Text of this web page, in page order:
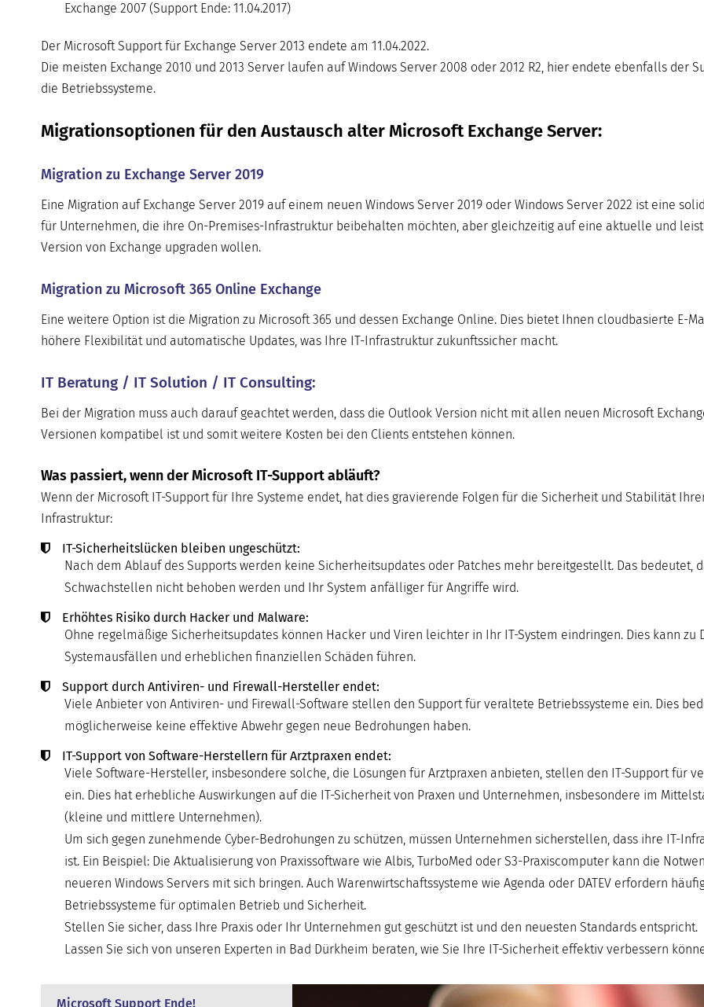
Exchange 2007 (Support Ende: 11.04.2017)
Der Microsoft Support für Exchange Server 2013 endete am 11.04.2022.
Die meisten Exchange 2010 und 2013 Server laufen auf Windows Server 2008 oder 2012 R2, hier endete ebenfalls der
die Betriebssysteme.
Migrationsoptionen für den Austausch alter Microsoft Exchange Server:
Migration zu Exchange Server 2019
Eine Migration auf Exchange Server 2019 auf einem neuen Windows Server 2019 oder Windows Server 2022 ist eine
für Unternehmen, die ihre On-Premises-Infrastruktur beibehalten möchten, aber gleichzeitig auf eine aktuelle und
Version von Exchange upgraden wollen.
Migration zu Microsoft 365 Online Exchange
Eine weitere Option ist die Migration zu Microsoft 365 und dessen Exchange Online. Dies bietet Ihnen cloudbasierte E-
höhere Flexibilität und automatische Updates, was Ihre IT-Infrastruktur zukunftssicher macht.
IT Beratung / IT Solution / IT Consulting:
Bei der Migration muss auch darauf geachtet werden, dass die Outlook Version nicht mit allen neuen Microsoft
Versionen kompatibel ist und somit weitere Kosten bei den Clients entstehen können.
Was passiert, wenn der Microsoft IT-Support abläuft?
Wenn der Microsoft IT-Support für Ihre Systeme endet, hat dies gravierende Folgen für die Sicherheit und Stabilität
Infrastruktur:
IT-Sicherheitslücken bleiben ungeschützt:
Nach dem Ablauf des Supports werden keine Sicherheitsupdates oder Patches mehr bereitgestellt. Das bedeutet,
Schwachstellen nicht behoben werden und Ihr System anfälliger für Angriffe wird.
Erhöhtes Risiko durch Hacker und Malware:
Ohne regelmäßige Sicherheitsupdates können Hacker und Viren leichter in Ihr IT-System eindringen. Dies kann zu
Systemausfällen und erheblichen finanziellen Schäden führen.
Support durch Antiviren- und Firewall-Hersteller endet:
Viele Anbieter von Antiviren- und Firewall-Software stellen den Support für veraltete Betriebssysteme ein. Dies
möglicherweise keine effektive Abwehr gegen neue Bedrohungen haben.
IT-Support von Software-Herstellern für Arztpraxen endet:
Viele Software-Hersteller, insbesondere solche, die Lösungen für Arztpraxen anbieten, stellen den IT-Support für
ein. Dies hat erhebliche Auswirkungen auf die IT-Sicherheit von Praxen und Unternehmen, insbesondere im
(kleine und mittlere Unternehmen).
Um sich gegen zunehmende Cyber-Bedrohungen zu schützen, müssen Unternehmen sicherstellen, dass ihre IT-
ist. Ein Beispiel: Die Aktualisierung von Praxissoftware wie Albis, TurboMed oder S3-Praxiscomputer kann die
neueren Windows Servers mit sich bringen. Auch Warenwirtschaftssysteme wie Agenda oder DATEV erfordern
Betriebssysteme für optimalen Betrieb und Sicherheit.
Stellen Sie sicher, dass Ihre Praxis oder Ihr Unternehmen gut geschützt ist und den neuesten Standards entspricht.
Lassen Sie sich von unseren Experten in Bad Dürkheim beraten, wie Sie Ihre IT-Sicherheit effektiv verbessern
Microsoft Support Ende!